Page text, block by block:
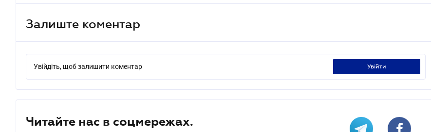
Залиште коментар
Увійдіть, щоб залишити коментар увійти
Читайте нас в соцмережах.